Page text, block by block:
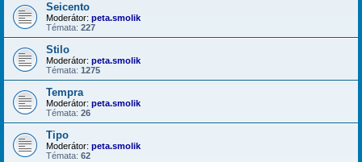
Seicento
Moderátor: peta.smolik
Témata: 227
Stilo
Moderátor: peta.smolik
Témata: 1275
Tempra
Moderátor: peta.smolik
Témata: 26
Tipo
Moderátor: peta.smolik
Témata: 62